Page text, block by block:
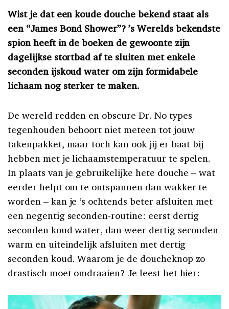
Wist je dat een koude douche bekend staat als
een “James Bond Shower”? ’s Werelds bekendste
spion heeft in de boeken de gewoonte zijn
dagelijkse stortbad af te sluiten met enkele
seconden ijskoud water om zijn formidabele
lichaam nog sterker te maken.
De wereld redden en obscure Dr. No types
tegenhouden behoort niet meteen tot jouw
takenpakket, maar toch kan ook jij er baat bij
hebben met je lichaamstemperatuur te spelen.
In plaats van je gebruikelijke hete douche – wat
eerder helpt om te ontspannen dan wakker te
worden – kan je ‘s ochtends beter afsluiten met
een negentig seconden-routine: eerst dertig
seconden koud water, dan weer dertig seconden
warm en uiteindelijk afsluiten met dertig
seconden koud. Waarom je de doucheknop zo
drastisch moet omdraaien? Je leest het hier: